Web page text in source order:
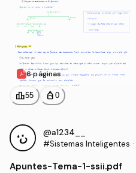
6 páginas
leaderboard55 personal_bag 0
@a1234__
#Sistemas Inteligentes ·
Apuntes-Tema-1-ssii.pdf